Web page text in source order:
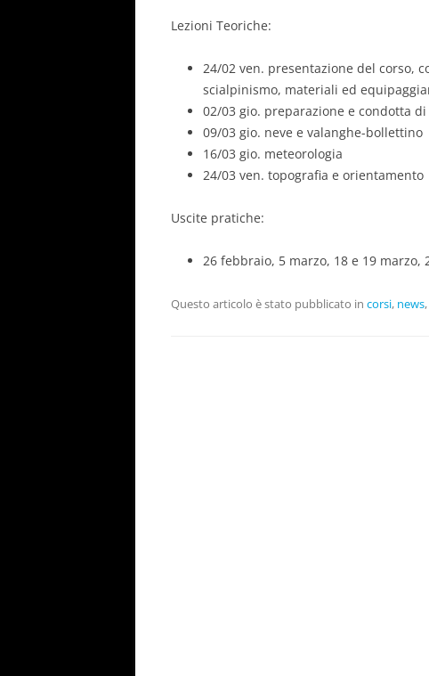
Lezioni Teoriche:
24/02 ven. presentazione del corso,
scialpinismo, materiali ed
02/03 gio. preparazione e condotta
09/03 gio. neve e valanghe-bollettino
16/03 gio. meteorologia
24/03 ven. topografia e orientamento
Uscite pratiche:
26 febbraio, 5 marzo, 18 e 19 marzo,
Questo articolo è stato pubblicato in corsi, news,